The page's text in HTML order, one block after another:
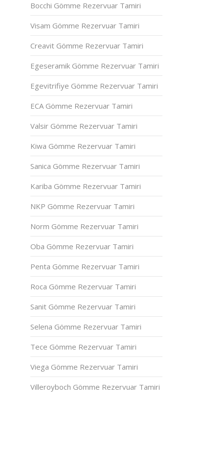
Bocchi Gömme Rezervuar Tamiri
Visam Gömme Rezervuar Tamiri
Creavit Gömme Rezervuar Tamiri
Egeseramik Gömme Rezervuar Tamiri
Egevitrifiye Gömme Rezervuar Tamiri
ECA Gömme Rezervuar Tamiri
Valsir Gömme Rezervuar Tamiri
Kiwa Gömme Rezervuar Tamiri
Sanica Gömme Rezervuar Tamiri
Kariba Gömme Rezervuar Tamiri
NKP Gömme Rezervuar Tamiri
Norm Gömme Rezervuar Tamiri
Oba Gömme Rezervuar Tamiri
Penta Gömme Rezervuar Tamiri
Roca Gömme Rezervuar Tamiri
Sanit Gömme Rezervuar Tamiri
Selena Gömme Rezervuar Tamiri
Tece Gömme Rezervuar Tamiri
Viega Gömme Rezervuar Tamiri
Villeroyboch Gömme Rezervuar Tamiri